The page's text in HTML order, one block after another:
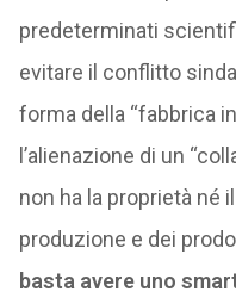
predeterminati
evitare il conflitto
forma della “fabbrica
l’alienazione di un
non ha la proprietà né
produzione e dei
basta avere uno